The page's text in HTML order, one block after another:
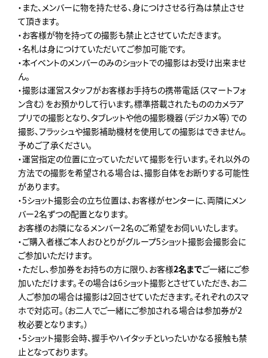
・また、メンバーに物を持たせる、身につけさせる行為は禁止させ
て頂きます。
・お客様が物を持っての撮影も禁止とさせていただきます。
・名札は身につけていただいてご参加可能です。
・本イベントのメンバーのみのショットでの撮影はお受け出来ませ
ん。
・撮影は運営スタッフがお客様お手持ちの携帯電話（スマートフォ
ン含む）をお預かりして行います。標準搭載されたもののカメラア
プリでの撮影となり、タブレットや他の撮影機器（デジカメ等）での
撮影、フラッシュや撮影補助機材を使用しての撮影はできません。
予めご了承ください。
・運営指定の位置に立っていただいて撮影を行います。それ以外の
方法での撮影を希望される場合は、撮影自体をお断りする可能性
があります。
・5ショット撮影会の立ち位置は、お客様がセンターに、両隣にメン
バー2名ずつの配置となります。
お客様のお隣になるメンバー2名のご希望をお伺いいたします。
・ご購入者様ご本人おひとりがグループ5ショット撮影会撮影会に
ご参加いただけます。
・ただし、参加券をお持ちの方に限り、お客様2名までご一緒にご参
加いただけます。その場合は6ショット撮影とさせていただき、お二
人ご参加の場合は撮影は2回させていただきます。それぞれのスマ
ホで対応可。（お二人でご一緒にご参加される場合は参加券が2
枚必要となります。）
・5ショット撮影会時、握手やハイタッチといったいかなる接触も禁
止となっております。